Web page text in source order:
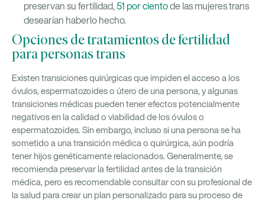
preservan su fertilidad, 51 por cientode las mujeres trans
desearían haberlo hecho.
Opciones de tratamientos de fertilidad
para personas trans
Existen transiciones quirúrgicas que impiden el acceso a los
óvulos, espermatozoides o útero de una persona, y algunas
transiciones médicas pueden tener efectos potencialmente
negativos en la calidad o viabilidad de los óvulos o
espermatozoides. Sin embargo, incluso si una persona se ha
sometido a una transición médica o quirúrgica, aún podría
tener hijos genéticamente relacionados. Generalmente, se
recomienda preservar la fertilidad antes de la transición
médica, pero es recomendable consultar con su profesional de
la salud para crear un plan personalizado para su proceso de